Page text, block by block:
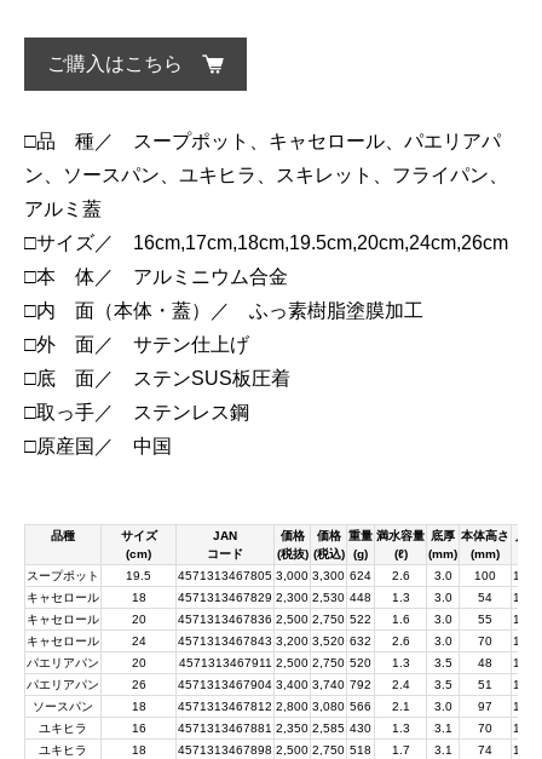
ご購入はこちら
□品 種／ スープポット、キャセロール、パエリアパ
ン、ソースパン、ユキヒラ、スキレット、フライパン、
アルミ蓋
□サイズ／ 16cm,17cm,18cm,19.5cm,20cm,24cm,26cm
□本 体／ アルミニウム合金
□内 面（本体・蓋）／ ふっ素樹脂塗膜加工
□外 面／ サテン仕上げ
□底 面／ ステンSUS板圧着
□取っ手／ ステンレス鋼
□原産国／ 中国
品種
サイズ
(cm)
JAN
コード
価格
(税抜)
価格
(税込)
重量
(g)
満水容量
(ℓ)
底厚
(mm)
本体高さ
(mm)
スープポット 19.5 4571313467805 3,000 3,300 624 2.6 3.0 100
10×2
キャセロール
18 4571313467829 2,300 2,530 448 1.3 3.0 54
10×2
キャセロール
20 4571313467836 2,500 2,750 522 1.6 3.0 55
10×2
キャセロール
24 4571313467843 3,200 3,520 632 2.6 3.0 70
10×2
パエリアパン
20 4571313467911 2,500 2,750 520 1.3 3.5 48
10×2
パエリアパン
26 4571313467904 3,400 3,740 792 2.4 3.5 51
10×2
ソースパン
18 4571313467812 2,800 3,080 566 2.1 3.0 97
10×2
ユキヒラ
16 4571313467881 2,350 2,585 430 1.3 3.1 70
10×2
ユキヒラ
18 4571313467898 2,500 2,750 518 1.7 3.1 74
10×2